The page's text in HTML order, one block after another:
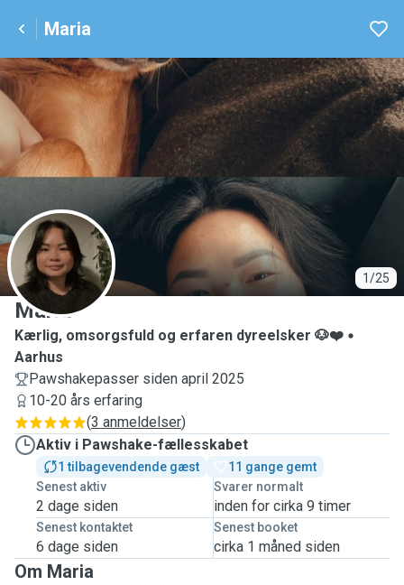
Maria
1/25
M
Maria
Kærlig, omsorgsfuld og erfaren dyreelsker 🐶❤️
Aarhus
Pawshakepasser siden april 2025
10-20 års erfaring
(3 anmeldelser)
Aktiv i Pawshake-fællesskabet
1 tilbagevendende gæst
11 gange gemt
Senest aktiv
2 dage siden
Svarer normalt
inden for cirka 9 timer
Senest kontaktet
6 dage siden
Senest booket
cirka 1 måned siden
Om Maria